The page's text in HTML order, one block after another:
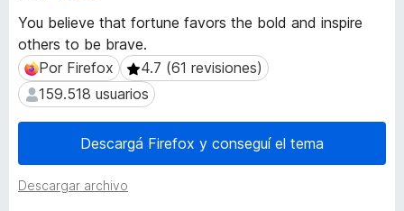
d
e
c
m
p
l
You believe that fortune favors the bold and inspire
others to be brave.
Por Firefox
Por Firefox 4.7 (61 revisiones)
4.7 (61 revisiones)
159.518 usuarios
159.518 usuarios
Descargá Firefox y conseguí el tema
Descargar archivo
d
a
t
a
d
e
a
e
x